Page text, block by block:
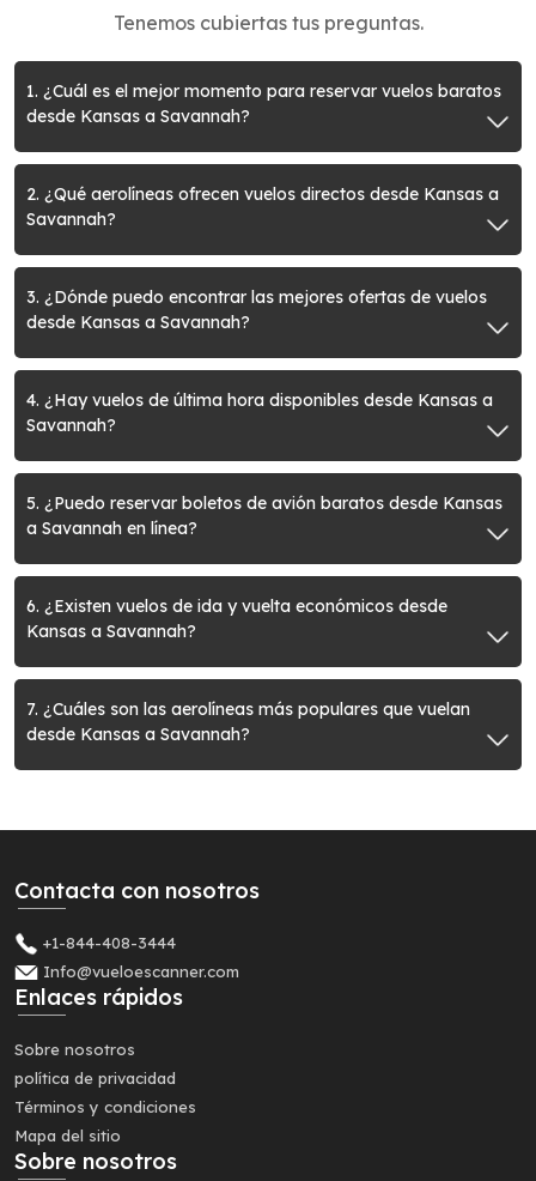
Tenemos cubiertas tus preguntas.
1. ¿Cuál es el mejor momento para reservar vuelos baratos
desde Kansas a Savannah?
2. ¿Qué aerolíneas ofrecen vuelos directos desde Kansas a
Savannah?
3. ¿Dónde puedo encontrar las mejores ofertas de vuelos
desde Kansas a Savannah?
4. ¿Hay vuelos de última hora disponibles desde Kansas a
Savannah?
5. ¿Puedo reservar boletos de avión baratos desde Kansas
a Savannah en línea?
6. ¿Existen vuelos de ida y vuelta económicos desde
Kansas a Savannah?
7. ¿Cuáles son las aerolíneas más populares que vuelan
desde Kansas a Savannah?
Contacta con nosotros
+1-844-408-3444
Info@vueloescanner.com
Enlaces rápidos
Sobre nosotros
política de privacidad
Términos y condiciones
Mapa del sitio
Sobre nosotros